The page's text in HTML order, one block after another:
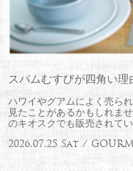
スパムむすびが四角い
ハワイやグアムによく売ら
見たことがあるかもしれま
のキオスクでも販売されて
2026.07.25 Sat /